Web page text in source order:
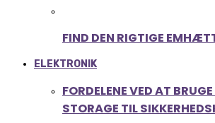
FIND DEN RIGTIGE
ELEKTRONIK
FORDELENE VED AT
STORAGE TIL